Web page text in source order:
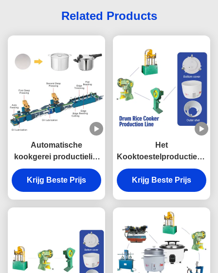
Related Products
Automatische
kookgerei productielijn
servomotor roestvrij
staal pot maken
machine drukkoker
Krijg Beste Prijs
Het
Kooktoestelproductielijn
van de trommelrijst
Hydraulisch met Servo
Multifunctionele Motor
Krijg Beste Prijs